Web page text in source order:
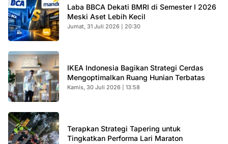
Laba BBCA Dekati BMRI di Semester I 2026
Meski Aset Lebih Kecil
Jumat, 31 Juli 2026 | 20:30
IKEA Indonesia Bagikan Strategi Cerdas
Mengoptimalkan Ruang Hunian Terbatas
Kamis, 30 Juli 2026 | 13:58
Terapkan Strategi Tapering untuk
Tingkatkan Performa Lari Maraton